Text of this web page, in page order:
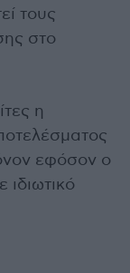
τους
στο
η
εφόσον ο
ιδιωτικό